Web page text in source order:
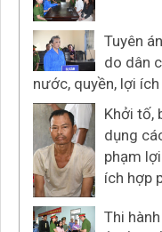
Tuyên
do dân
nước, quyền, lợi
Khởi tố,
dụng
phạm
ích hợp
Thi